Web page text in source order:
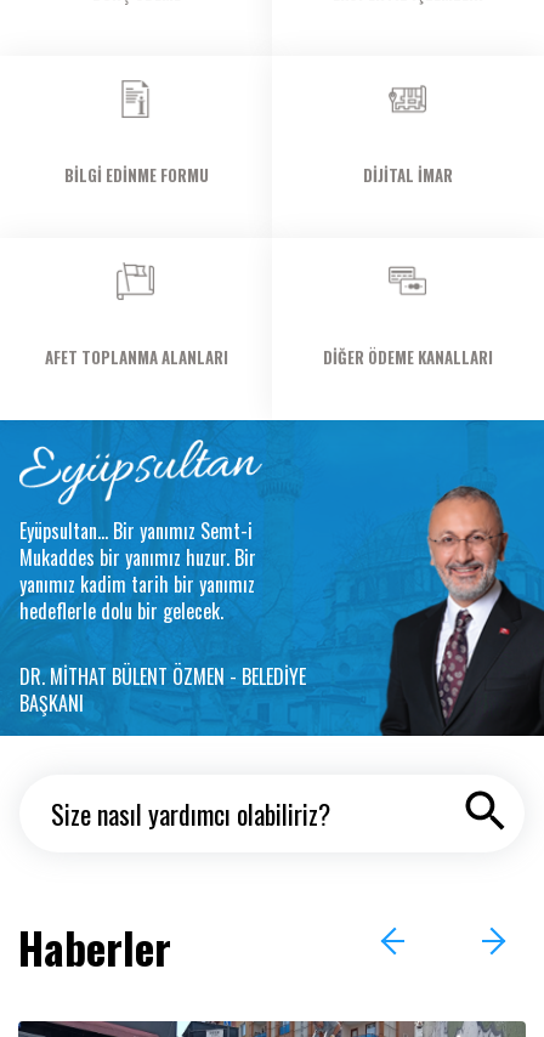
BILGI EDINME FORMU DİJİTAL İMAR
AFET TOPLANMA ALANLARI DIĞER ÖDEME KANALLARI
Eyüpsultan... Bir yanımız Semt-i
Mukaddes bir yanımız huzur. Bir
yanımız kadim tarih bir yanımız
hedeflerle dolu bir gelecek.
DR. MİTHAT BÜLENT ÖZMEN - BELEDİYE
BAŞKANI
Haberler